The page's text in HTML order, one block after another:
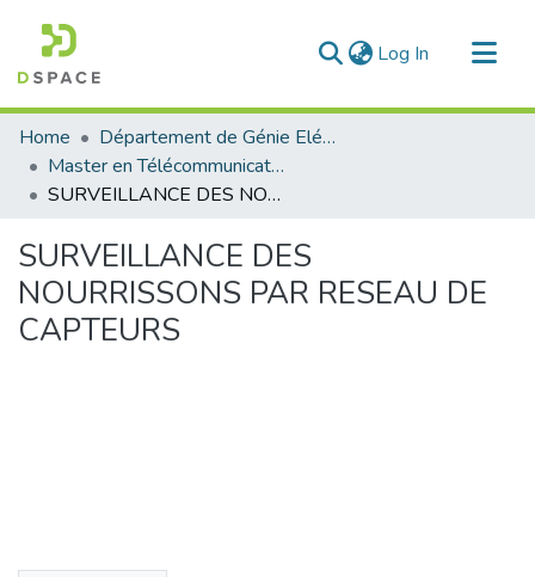
Log In (current)
Communities & Collections
All of DSpace
Statistics
Home
Département de Génie Eléctrique et Electronique
Master en Télécommunication
SURVEILLANCE DES NOURRISSONS PAR RESEAU DE CAPTEURS
SURVEILLANCE DES
NOURRISSONS PAR RESEAU DE
CAPTEURS